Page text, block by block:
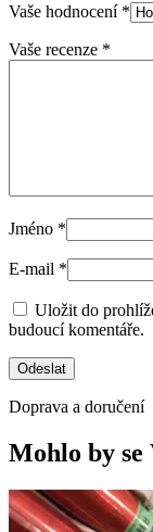
Vaše hodnocení *
Vaše recenze *
Jméno *
E-mail *
Uložit do
budoucí komentáře.
Doprava a doručení
Mohlo by